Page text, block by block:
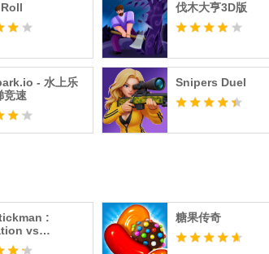
伐木大亨3D版
- 水上乐
竞速
Snipers Duel
:
vs
Fighting
糖果传奇